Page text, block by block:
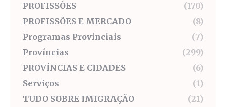
PROFISSÕES
(170)
PROFISSÕES E MERCADO
(8)
Programas Provinciais
(7)
Províncias
(299)
PROVÍNCIAS E CIDADES
(6)
Serviços
(1)
TUDO SOBRE IMIGRAÇÃO
(21)